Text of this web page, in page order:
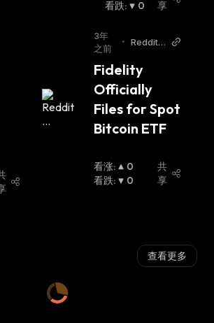
涨:
看跌: 0 享
3年
之前
• Reddit
n
Fidelity
Officially
Files for Spot
Bitcoin ETF
看涨:
0
看跌: 0
共
享
查看更多